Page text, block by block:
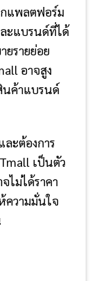
แพลตฟอร์ม
ะแบรนด์ที่ได้
ยรายย่อย
อาจสูง
นค้าแบรนด์
ะต้องการ
เป็นตัว
ไม่ได้ราคา
ความมั่นใจ